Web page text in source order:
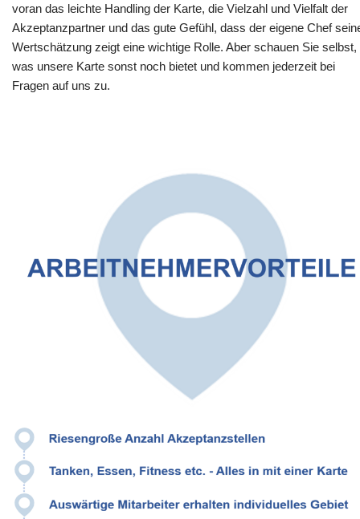
voran das leichte Handling der Karte, die Vielzahl und Vielfalt der
Akzeptanzpartner und das gute Gefühl, dass der eigene Chef
Wertschätzung zeigt eine wichtige Rolle. Aber schauen Sie selbst,
was unsere Karte sonst noch bietet und kommen jederzeit bei
Fragen auf uns zu.